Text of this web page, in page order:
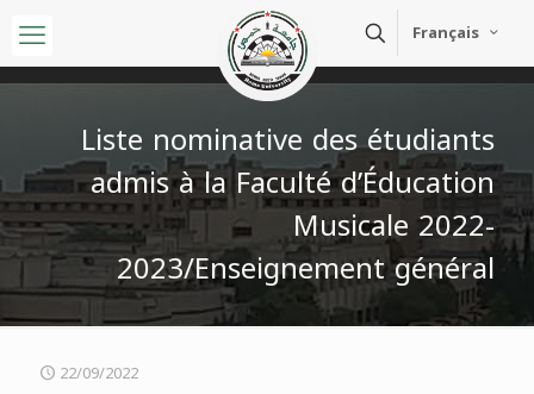
Français
Liste nominative des étudiants
admis à la Faculté d’Éducation
Musicale 2022-
2023/Enseignement général
22/09/2022